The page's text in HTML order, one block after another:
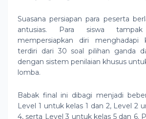
Suasana persiapan para peserta
antusias. Para siswa tampak
mempersiapkan diri menghadapi
terdiri dari 30 soal pilihan ganda
dengan sistem penilaian khusus
lomba.
Babak final ini dibagi menjadi
Level 1 untuk kelas 1 dan 2, Level 2
4, serta Level 3 untuk kelas 5 dan 6.